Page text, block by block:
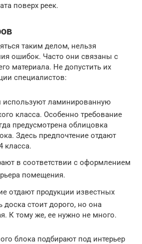
поверх реек.
таким делом, нельзя
ошибок. Часто они связаны с
материала. Не допустить их
специалистов:
используют ламинированную
класса. Особенно требование
предусмотрена облицовка
Здесь предпочтение отдают
класса.
в соответствии с оформлением
помещения.
отдают продукции известных
доска стоит дорого, но она
К тому же, ее нужно не много.
блока подбирают под интерьер